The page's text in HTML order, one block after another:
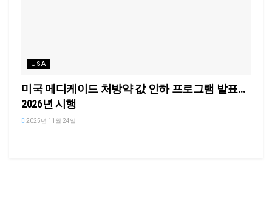
USA
미국 메디케이드 처방약 값 인하 프로그램 발표…
2026년 시행
2025년 11월 24일